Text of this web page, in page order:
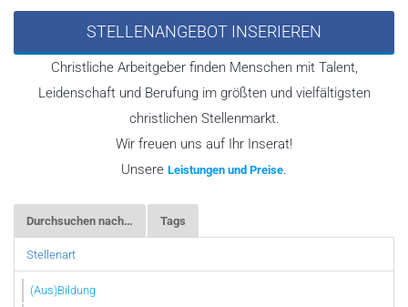
STELLENANGEBOT INSERIEREN
Christliche Arbeitgeber finden Menschen mit Talent,
Leidenschaft und Berufung im größten und vielfältigsten
christlichen Stellenmarkt.
Wir freuen uns auf Ihr Inserat!
Unsere Leistungen und Preise.
Durchsuchen nach… Tags
Stellenart
(Aus)Bildung